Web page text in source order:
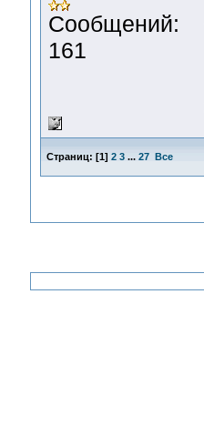
Сообщений:
161
Страниц: [1] 2 3 ... 27 Все